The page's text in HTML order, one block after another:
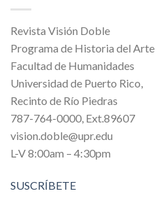
Revista Visión Doble
Programa de Historia del Arte
Facultad de Humanidades
Universidad de Puerto Rico,
Recinto de Río Piedras
787-764-0000, Ext.89607
vision.doble@upr.edu
L-V 8:00am – 4:30pm
SUSCRÍBETE